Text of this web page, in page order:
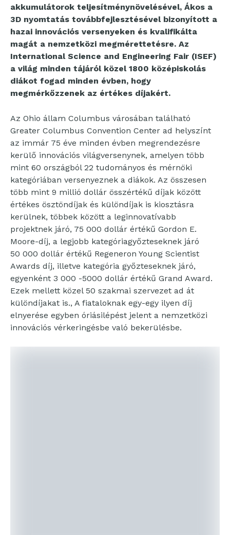
akkumulátorok teljesítménynövelésével, Ákos a
3D nyomtatás továbbfejlesztésével bizonyított a
hazai innovációs versenyeken és kvalifikálta
magát a nemzetközi megmérettetésre. Az
International Science and Engineering Fair (ISEF)
a világ minden tájáról közel 1800 középiskolás
diákot fogad minden évben, hogy
megmérkőzzenek az értékes díjakért.
Az Ohio állam Columbus városában található
Greater Columbus Convention Center ad helyszínt
az immár 75 éve minden évben megrendezésre
kerülő innovációs világversenynek, amelyen több
mint 60 országból 22 tudományos és mérnöki
kategóriában versenyeznek a diákok. Az összesen
több mint 9 millió dollár összértékű díjak között
értékes ösztöndíjak és különdíjak is kiosztásra
kerülnek, többek között a leginnovatívabb
projektnek járó, 75 000 dollár értékű Gordon E.
Moore-díj, a legjobb kategóriagyőzteseknek járó
50 000 dollár értékű Regeneron Young Scientist
Awards díj, illetve kategória győzteseknek járó,
egyenként 3 000 -5000 dollár értékű Grand Award.
Ezek mellett közel 50 szakmai szervezet ad át
különdíjakat is., A fiataloknak egy-egy ilyen díj
elnyerése egyben óriásilépést jelent a nemzetközi
innovációs vérkeringésbe való bekerülésbe.